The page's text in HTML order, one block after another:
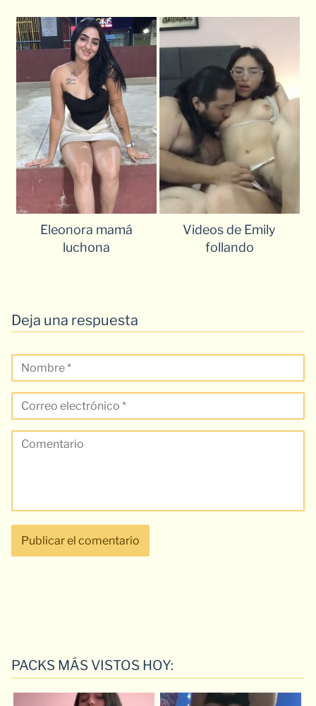
Eleonora mamá
luchona
Videos de Emily
follando
Deja una respuesta
PACKS MÁS VISTOS HOY: